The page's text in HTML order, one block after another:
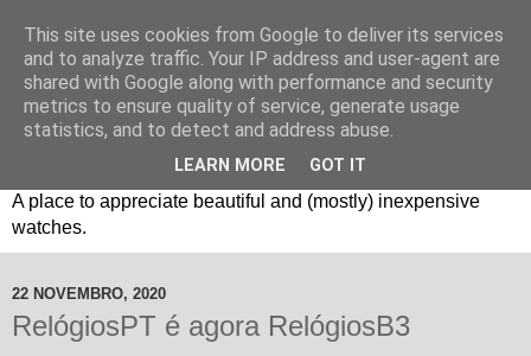
Um espaço sobre relógios "B3": Bons, Bonitos e Baratos. //
A place to appreciate beautiful and (mostly) inexpensive
watches.
22 NOVEMBRO, 2020
RelógiosPT é agora RelógiosB3
This site uses cookies from Google to deliver its services
and to analyze traffic. Your IP address and user-agent are
shared with Google along with performance and security
metrics to ensure quality of service, generate usage
statistics, and to detect and address abuse.
LEARN MORE GOT IT